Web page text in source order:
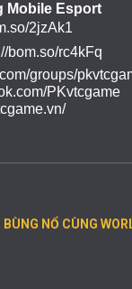
Mobile Esport
2jzAk1
bom.so/rc4kFq
groups/
PKvtcgame
BÙNG NỔ CÙNG